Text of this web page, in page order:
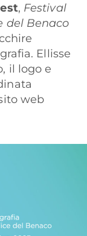
, Festival
del Benaco
Ellisse
il logo e
web